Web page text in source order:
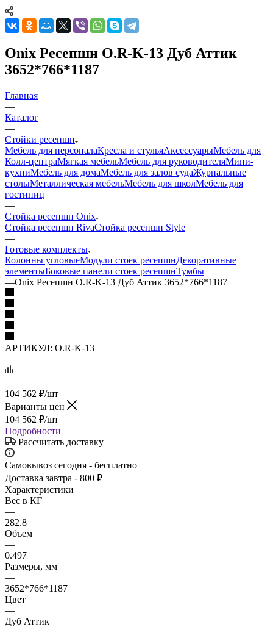
Onix Ресепшн O.R-K-13 Дуб Аттик
3652*766*1187
Главная
—
Каталог
—
Стойки ресепшн
Мебель для персоналаКресла и стульяАксессуарыМебель для
Колл-центраМягкая мебельМебель для руководителяМини-
кухниМебель для домаМебель для залов судаЖурнальные
столыМеталлическая мебельМебель для школМебель для
гостиниц
—
Стойка ресепшн Onix
Стойка ресепшн RivaСтойка ресепшн Style
—
Готовые комплекты
Колонны угловыеМодули стоек ресепшнДекоративные
элементыБоковые панели стоек ресепшнТумбы
—Onix Ресепшн O.R-K-13 Дуб Аттик 3652*766*1187
АРТИКУЛ: O.R-K-13
104 562 ₽/шт
Варианты цен
104 562 ₽/шт
Подробности
Рассчитать доставку
Самовывоз сегодня - бесплатно
Доставка завтра - 800 ₽
Характеристики
Вес в КГ
—
282.8
Объем
—
0.497
Размеры, мм
—
3652*766*1187
Цвет
—
Дуб Аттик